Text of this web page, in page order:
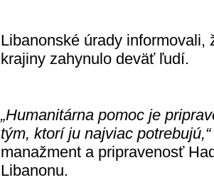
Libanonské úrady
krajiny zahynulo deväť ľudí.
„Humanitárna pomoc je
tým, ktorí ju najviac potrebujú,“
manažment a pripravenosť
Libanonu.